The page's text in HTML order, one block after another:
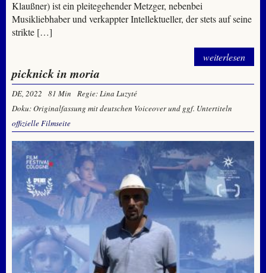
Klaußner) ist ein pleitegehender Metzger, nebenbei
Musikliebhaber und verkappter Intellektueller, der stets auf seine
strikte […]
weiterlesen
picknick in moria
DE, 2022 81 Min
Regie: Lina Luzyté
Doku: Originalfassung mit deutschen Voiceover und ggf. Untertiteln
offizielle Filmseite